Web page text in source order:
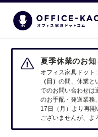
夏季休業のお知
オフィス家具ドット
（日）の間、休業と
でのお問い合わせは
のお手配・発送業務
17日（月）より再
ございませんが、よ